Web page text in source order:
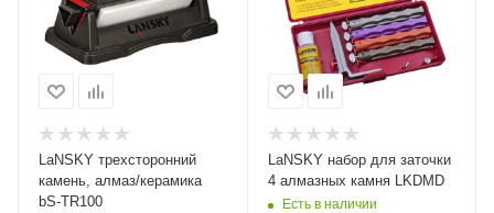
LaNSKY трехсторонний
камень, алмаз/керамика
bS-TR100
LaNSKY набор для заточки
4 алмазных камня LKDMD
Есть в наличии